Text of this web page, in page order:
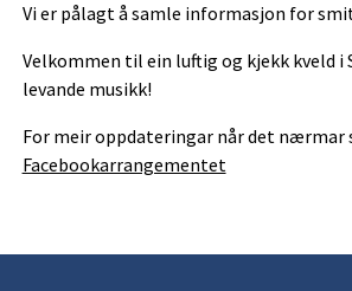
Vi er pålagt å samle informasjon for
Velkommen til ein luftig og kjekk kveld i
levande musikk!
For meir oppdateringar når det nærmar
Facebookarrangementet